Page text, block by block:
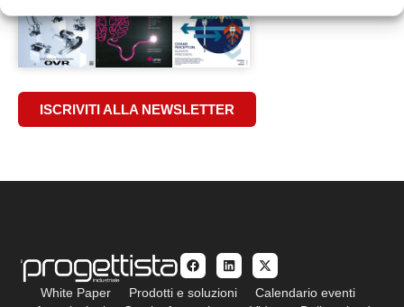
ISCRIVITI ALLA NEWSLETTER
White Paper Prodotti e soluzioni
Calendario eventi